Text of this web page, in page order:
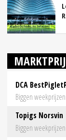
DCA
Biggen weekprijzen
Topigs Norsvin
Biggen weekprijzen